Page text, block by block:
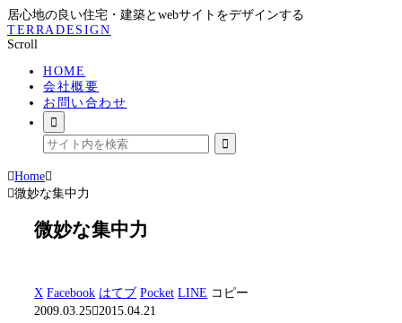
居心地の良い住宅・建築とwebサイトをデザインする
TERRADESIGN
Scroll
HOME
会社概要
お問い合わせ
Home
微妙な集中力
微妙な集中力
X Facebook はてブ Pocket LINE コピー
2009.03.25 2015.04.21